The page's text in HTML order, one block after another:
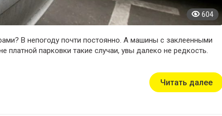
604
В непогоду почти постоянно. А машины с заклеенными
платной парковки такие случаи, увы далеко не редкость.
Читать далее